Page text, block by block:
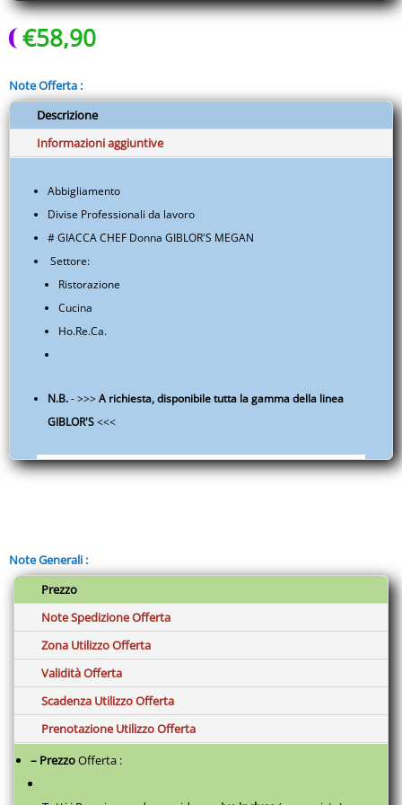
-
Ristorazione
-
-
EUITAMAAP05A.S011.004A
quantità
€58,90
Note Offerta :
Descrizione
Informazioni aggiuntive
Abbigliamento
Divise Professionali da lavoro
# GIACCA CHEF Donna GIBLOR'S MEGAN
Settore:
Ristorazione
Cucina
Ho.Re.Ca.
N.B.- >>>A richiesta, disponibile tutta la gamma della linea
GIBLOR'S<<<
Note Generali :
Prezzo
Note Spedizione Offerta
Zona Utilizzo Offerta
Validità Offerta
Scadenza Utilizzo Offerta
Prenotazione Utilizzo Offerta
– PrezzoOfferta :